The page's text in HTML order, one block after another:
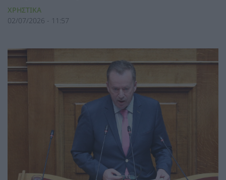
ΧΡΗΣΤΙΚΑ
02/07/2026 - 11:57